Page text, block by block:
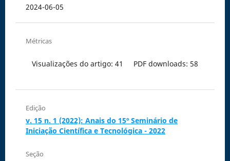
2024-06-05
Métricas
Visualizações do artigo: 41 PDF downloads: 58
Edição
v. 15 n. 1 (2022): Anais do 15º Seminário de
Iniciação Científica e Tecnológica - 2022
Seção